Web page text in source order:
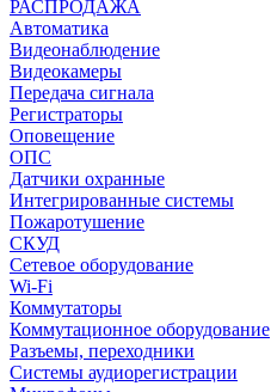
РАСПРОДАЖА
Автоматика
Видеонаблюдение
Видеокамеры
Передача сигнала
Регистраторы
Оповещение
ОПС
Датчики охранные
Интегрированные системы
Пожаротушение
СКУД
Сетевое оборудование
Wi-Fi
Коммутаторы
Коммутационное оборудование
Разъемы, переходники
Системы аудиорегистрации